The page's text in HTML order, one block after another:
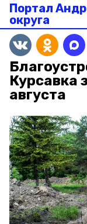
Портал
округа
Курсавка
августа